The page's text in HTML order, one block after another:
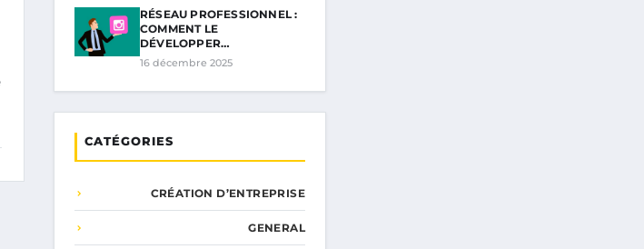
RÉSEAU PROFESSIONNEL :
COMMENT LE
DÉVELOPPER…
16 décembre 2025
CATÉGORIES
CRÉATION D’ENTREPRISE
GENERAL